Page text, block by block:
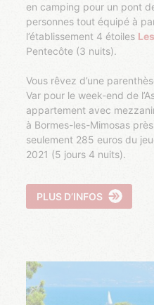
en camping pour un pont
personnes tout équipé à
l’établissement 4 étoiles
Pentecôte (3 nuits).
Vous rêvez d’une
Var pour le week-end de
appartement avec
à Bormes-les-Mimosas
seulement 285 euros du
2021 (5 jours 4 nuits).
PLUS D’INFOS